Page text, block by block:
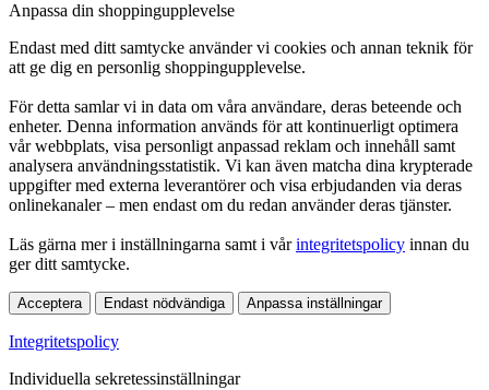
Anpassa din shoppingupplevelse
Endast med ditt samtycke använder vi cookies och annan teknik för
att ge dig en personlig shoppingupplevelse.
För detta samlar vi in data om våra användare, deras beteende och
enheter. Denna information används för att kontinuerligt optimera
vår webbplats, visa personligt anpassad reklam och innehåll samt
analysera användningsstatistik. Vi kan även matcha dina krypterade
uppgifter med externa leverantörer och visa erbjudanden via deras
onlinekanaler – men endast om du redan använder deras tjänster.
Läs gärna mer i inställningarna samt i vårintegritetspolicy innan du
ger ditt samtycke.
Acceptera Endast nödvändiga Anpassa inställningar
Integritetspolicy
Individuella sekretessinställningar